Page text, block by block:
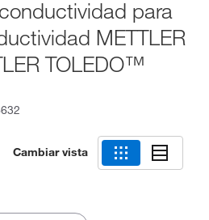
para
METTLER
TOLEDO™
Cambiar vista